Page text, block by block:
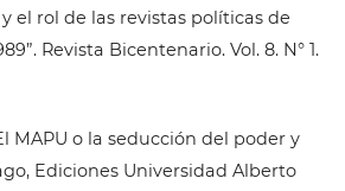
el rol de las revistas políticas de
Revista Bicentenario. Vol. 8. N° 1.
MAPU o la seducción del poder y
Ediciones Universidad Alberto